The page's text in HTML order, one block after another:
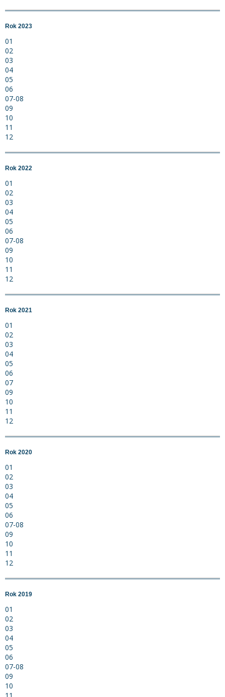
Rok 2023
01
02
03
04
05
06
07-08
09
10
11
12
Rok 2022
01
02
03
04
05
06
07-08
09
10
11
12
Rok 2021
01
02
03
04
05
06
07
09
10
11
12
Rok 2020
01
02
03
04
05
06
07-08
09
10
11
12
Rok 2019
01
02
03
04
05
06
07-08
09
10